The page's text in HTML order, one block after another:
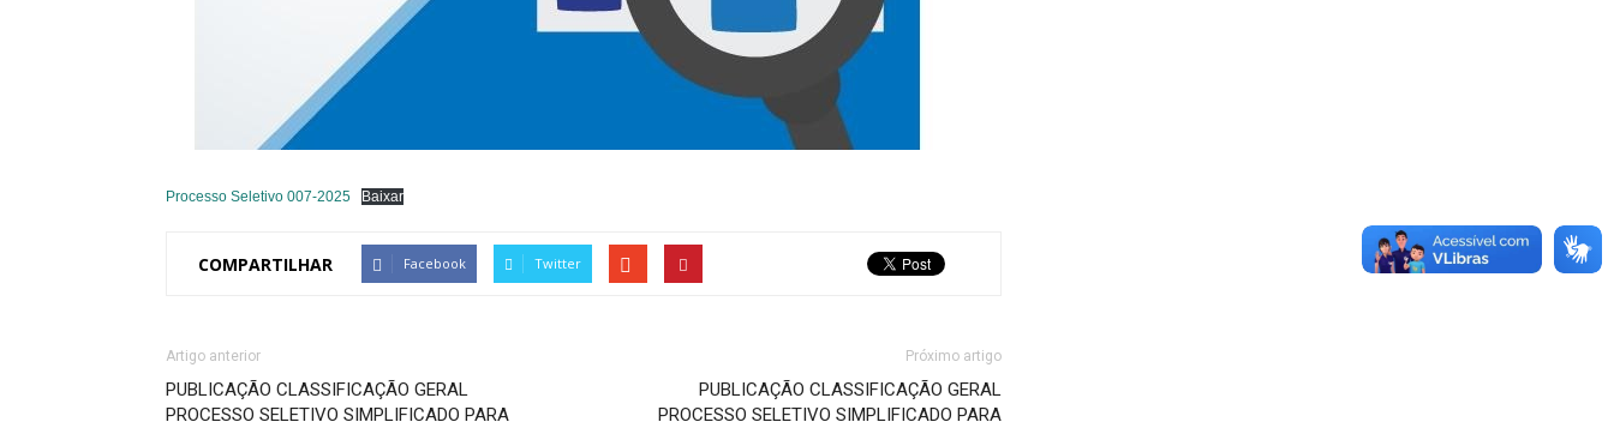
Processo Seletivo 007-2025 Baixar
COMPARTILHAR Facebook Twitter
Artigo anterior
PUBLICAÇÃO CLASSIFICAÇÃO GERAL
PROCESSO SELETIVO SIMPLIFICADO PARA
Próximo artigo
PUBLICAÇÃO CLASSIFICAÇÃO GERAL
PROCESSO SELETIVO SIMPLIFICADO PARA